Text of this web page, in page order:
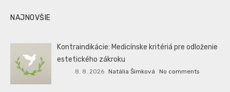
NAJNOVŠIE
Kontraindikácie: Medicínske kritériá pre odloženie
estetického zákroku
8. 8. 2026 Natália Šimková No comments